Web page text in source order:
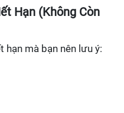
Hạn (Không Còn
hạn mà bạn nên lưu ý: